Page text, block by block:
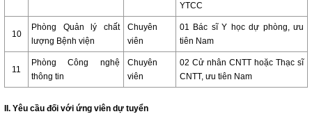
YTCC
10
Phòng Quản lý chất
lượng Bệnh viện
Chuyên
viên
01 Bác sĩ Y học dự phòng, ưu
tiên Nam
11
Phòng Công nghệ
thông tin
Chuyên
viên
02 Cử nhân CNTT hoặc Thạc sĩ
CNTT, ưu tiên Nam
II. Yêu cầu đối với ứng viên dự tuyển